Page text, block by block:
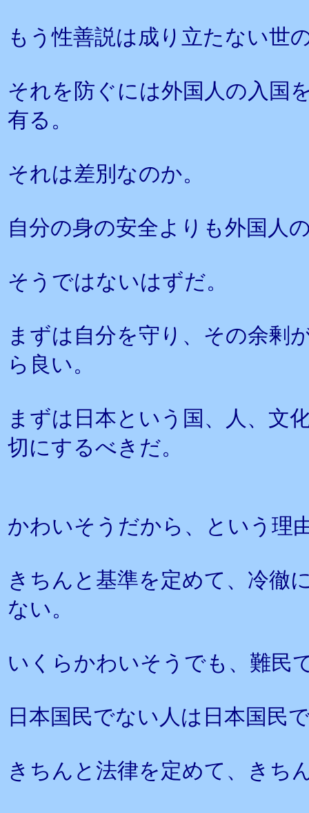
もう性善説は成り立たない世
それを防ぐには外国人の入国
有る。
それは差別なのか。
自分の身の安全よりも外国人
そうではないはずだ。
まずは自分を守り、その余剰
ら良い。
まずは日本という国、人、文
切にするべきだ。
かわいそうだから、という理
きちんと基準を定めて、冷徹
ない。
いくらかわいそうでも、難民
日本国民でない人は日本国民
きちんと法律を定めて、きち